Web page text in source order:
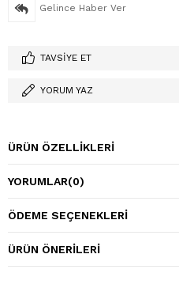
Gelince Haber Ver
TAVSIYE ET
YORUM YAZ
ÜRÜN ÖZELLIKLERI
YORUMLAR(0)
ÖDEME SEÇENEKLERI
ÜRÜN ÖNERILERI